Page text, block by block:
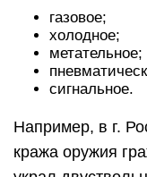
газовое;
холодное;
метательное;
сигнальное.
Например, в г.
кража оружия